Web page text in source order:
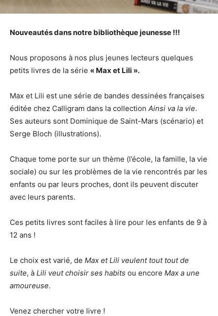
Nouveautés dans notre bibliothèque jeunesse !!!
Nous proposons à nos plus jeunes lecteurs quelques
petits livres de la série « Max et Lili ».
Max et Lili est une série de bandes dessinées françaises
éditée chez Calligram dans la collection Ainsi va la vie.
Ses auteurs sont Dominique de Saint-Mars (scénario) et
Serge Bloch (illustrations).
Chaque tome porte sur un thème (l’école, la famille, la vie
sociale) ou sur les problèmes de la vie rencontrés par les
enfants ou par leurs proches, dont ils peuvent discuter
avec leurs parents.
Ces petits livres sont faciles à lire pour les enfants de 9 à
12 ans !
Le choix est varié, de Max et Lili veulent tout tout de
suite, à Lili veut choisir ses habits ou encore Max a une
amoureuse.
Venez chercher votre livre !